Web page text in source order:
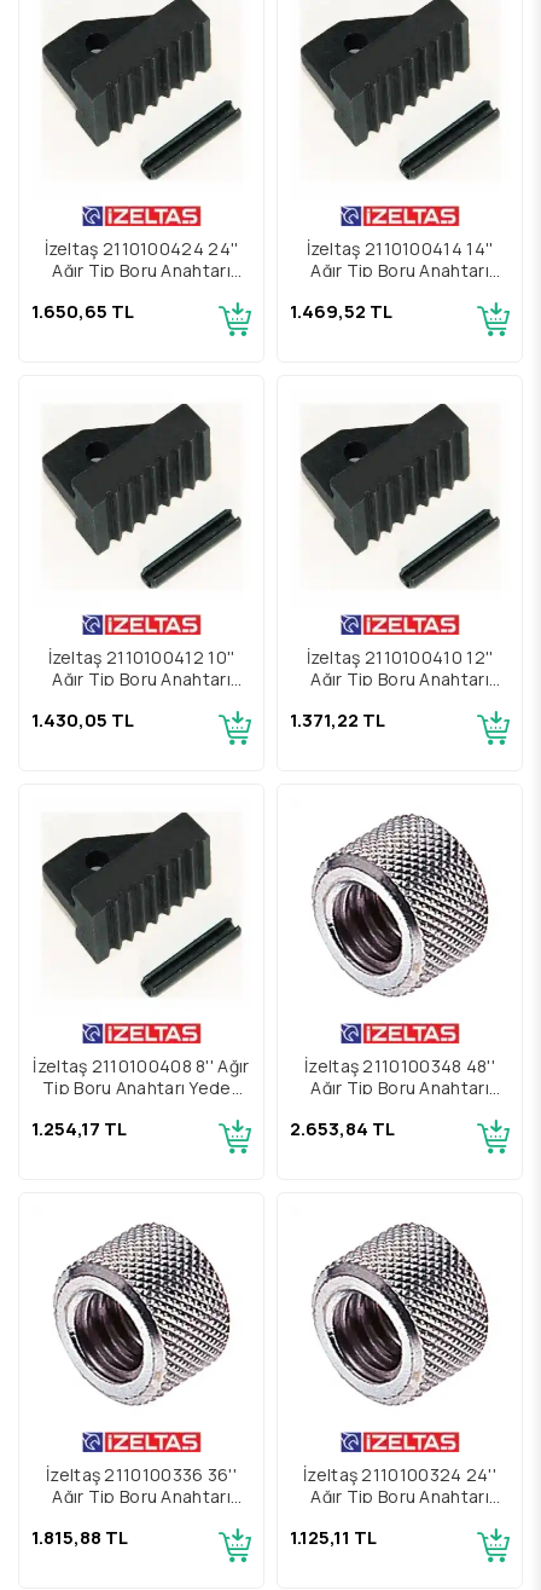
İzeltaş 2110100424 24''
Ağır Tip Boru Anahtarı
Pim
1.650,65 TL
İzeltaş 2110100414 14''
Ağır Tip Boru Anahtarı
Pim
1.469,52 TL
İzeltaş 2110100412 10''
Ağır Tip Boru Anahtarı
Pim
1.430,05 TL
İzeltaş 2110100410 12''
Ağır Tip Boru Anahtarı
1.371,22 TL
İzeltaş 2110100408 8'' Ağır
Tip Boru Anahtarı Yedek
1.254,17 TL
İzeltaş 2110100348 48''
Ağır Tip Boru Anahtarı
2.653,84 TL
İzeltaş 2110100336 36''
Ağır Tip Boru Anahtarı
1.815,88 TL
İzeltaş 2110100324 24''
Ağır Tip Boru Anahtarı
1.125,11 TL